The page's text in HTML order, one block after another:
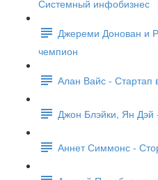
Системный инфобизнес
Джереми Донован и
чемпион
Алан Вайс - Стартап
Джон Блэйки, Ян Дэй
Аннет Симмонс -